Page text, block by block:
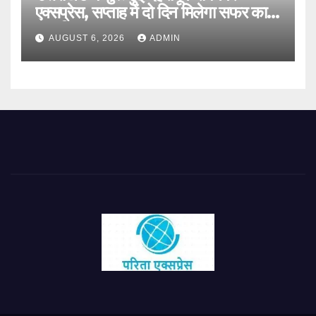
एक्सप्रेस, सप्ताह में दो दिन मिलेगा सफर का
नया विकल्प
AUGUST 6, 2026 ADMIN